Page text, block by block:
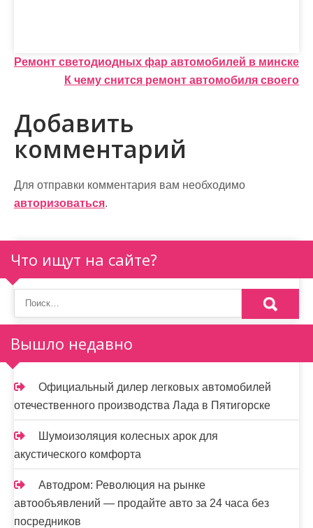
Н
в
и
г
а
и
я
п
о
з
а
п
и
с
я
м
Ремонт светодиодных фар автомобилей в минске
К чему снится ремонт автомобиля своего
Добавить
комментарий
Для отправки комментария вам необходимо
авторизоваться.
Что ищут на сайте?
Вышло недавно
Официальный дилер легковых автомобилей
отечественного производства Лада в Пятигорске
Шумоизоляция колесных арок для
акустического комфорта
Автодром: Революция на рынке
автообъявлений — продайте авто за 24 часа без
посредников